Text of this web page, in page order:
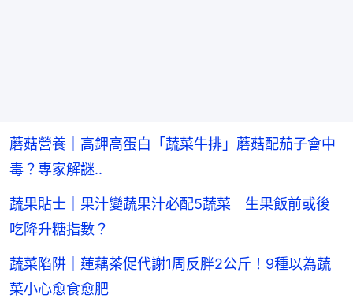
蘑菇營養｜高鉀高蛋白「蔬菜牛排」蘑菇配茄子會中
毒？專家解謎..
蔬果貼士｜果汁變蔬果汁必配5蔬菜 生果飯前或後
吃降升糖指數？
蔬菜陷阱｜蓮藕茶促代謝1周反胖2公斤！9種以為蔬
菜小心愈食愈肥